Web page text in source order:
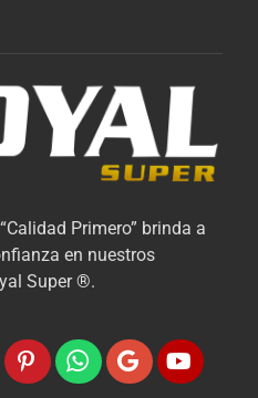
Primero” brinda a
en nuestros
Super ®.